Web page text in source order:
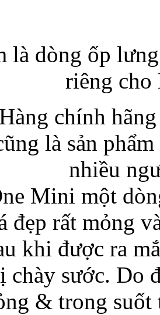
Bao da Samsung
Ốp lưng iPhone
Bao da iPhone 5
là dòng ốp
riêng
Hàng chính
là sản phẩm
nhiều
Mini một
đẹp rất mỏng
khi được ra
chày sước. Do
& trong suốt